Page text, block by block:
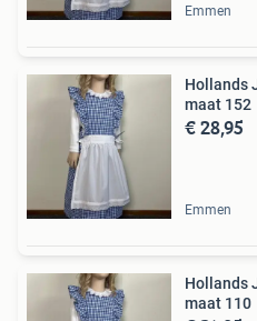
Emmen
Hollands
maat 152
€ 28,95
Emmen
Hollands
maat 110